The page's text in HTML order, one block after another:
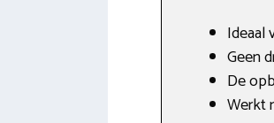
Ideaal
Geen
De
Werkt